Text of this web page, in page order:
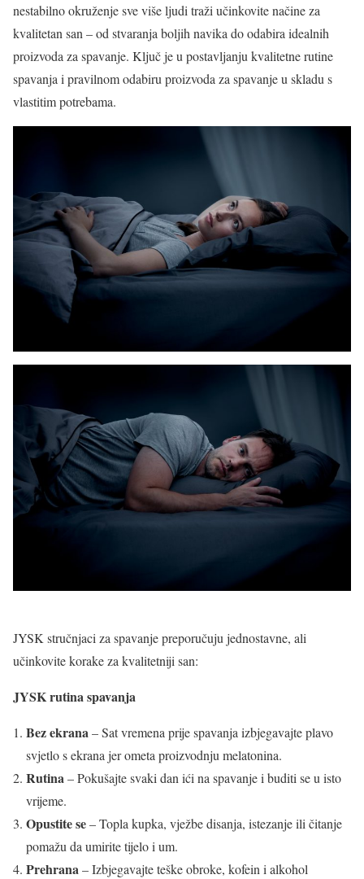
nestabilno okruženje sve više ljudi traži učinkovite načine za
kvalitetan san – od stvaranja boljih navika do odabira idealnih
proizvoda za spavanje. Ključ je u postavljanju kvalitetne rutine
spavanja i pravilnom odabiru proizvoda za spavanje u skladu s
vlastitim potrebama.
JYSK stručnjaci za spavanje preporučuju jednostavne, ali
učinkovite korake za kvalitetniji san:
JYSK rutina spavanja
Bez ekrana – Sat vremena prije spavanja izbjegavajte plavo
svjetlo s ekrana jer ometa proizvodnju melatonina.
Rutina – Pokušajte svaki dan ići na spavanje i buditi se u isto
vrijeme.
Opustite se– Topla kupka, vježbe disanja, istezanje ili čitanje
pomažu da umirite tijelo i um.
Prehrana – Izbjegavajte teške obroke, kofein i alkohol